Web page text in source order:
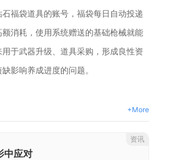
福袋道具的账号，福袋每日自动投递
消耗，使用系统赠送的基础枪械就能
于武器升级、道具采购，形成良性资
影响养成进度的问题。
+More
中应对
资讯